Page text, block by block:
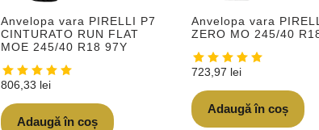
Anvelopa vara PIRELLI P7
CINTURATO RUN FLAT
MOE 245/40 R18 97Y
806,33 lei
Adaugă în coș
Anvelopa vara
ZERO MO 245/40
723,97 lei
Adaugă în coș